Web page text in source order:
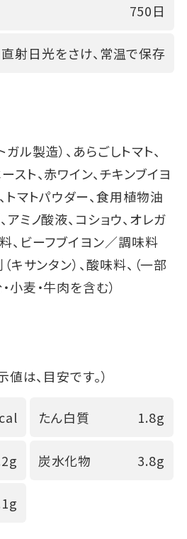
750日
直射日光をさけ、常温で保存
ル製造）、あらごしトマト、
スト、赤ワイン、チキンブイヨ
トマトパウダー、食用植物油
アミノ酸液、コショウ、オレガ
、ビーフブイヨン／調味料
キサンタン）、酸味料、（一部
小麦・牛肉を含む）
は、目安です。）
たん白質 1.8g
炭水化物 3.8g